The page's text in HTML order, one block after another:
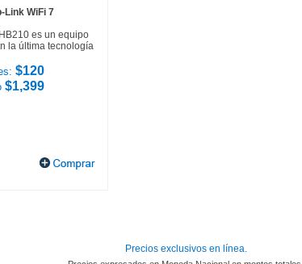
Link WiFi 7
es un equipo
la última tecnología
$120
$1,399
Precios exclusivos en línea.